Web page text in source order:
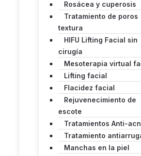
Rosácea y cuperosis
Tratamiento de poros
textura
HIFU Lifting Facial sin
cirugía
Mesoterapia virtual
Lifting facial
Flacidez facial
Rejuvenecimiento de
escote
Tratamientos Anti-
Tratamiento
Manchas en la piel